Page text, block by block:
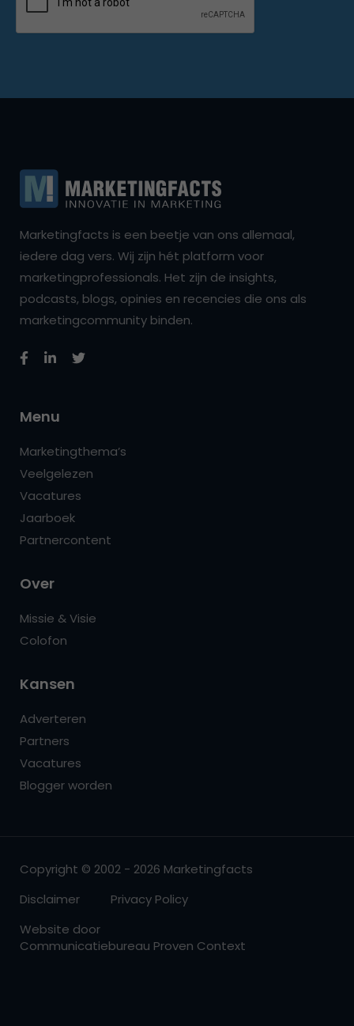
Marketingfacts is een beetje van ons allemaal,
iedere dag vers. Wij zijn hét platform voor
marketingprofessionals. Het zijn de insights,
podcasts, blogs, opinies en recencies die ons als
marketingcommunity binden.
Menu
Marketingthema’s
Veelgelezen
Vacatures
Jaarboek
Partnercontent
Over
Missie & Visie
Colofon
Kansen
Adverteren
Partners
Vacatures
Blogger worden
Copyright © 2002 - 2026 Marketingfacts
Disclaimer
Privacy Policy
Website door
Communicatiebureau Proven Context